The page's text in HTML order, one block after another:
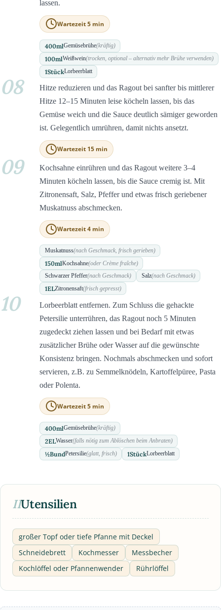
lassen.
Wartezeit 5 min
400mlGemüsebrühe(kräftig)
100mlWeißwein(trocken, optional – alternativ mehr Brühe verwenden)
1StückLorbeerblatt
08
Hitze reduzieren und das Ragout bei sanfter bis mittlerer
Hitze 12–15 Minuten leise köcheln lassen, bis das
Gemüse weich und die Sauce deutlich sämiger geworden
ist. Gelegentlich umrühren, damit nichts ansetzt.
Wartezeit 15 min
09
Kochsahne einrühren und das Ragout weitere 3–4
Minuten köcheln lassen, bis die Sauce cremig ist. Mit
Zitronensaft, Salz, Pfeffer und etwas frisch geriebener
Muskatnuss abschmecken.
Wartezeit 4 min
Muskatnuss(nach Geschmack, frisch gerieben)
150mlKochsahne(oder Crème fraîche)
Schwarzer Pfeffer(nach Geschmack) Salz(nach Geschmack)
1ELZitronensaft(frisch gepresst)
10
Lorbeerblatt entfernen. Zum Schluss die gehackte
Petersilie unterrühren, das Ragout noch 5 Minuten
zugedeckt ziehen lassen und bei Bedarf mit etwas
zusätzlicher Brühe oder Wasser auf die gewünschte
Konsistenz bringen. Nochmals abschmecken und sofort
servieren, z.B. zu Semmelknödeln, Kartoffelpüree, Pasta
oder Polenta.
Wartezeit 5 min
400mlGemüsebrühe(kräftig)
2ELWasser(falls nötig zum Ablöschen beim Anbraten)
½BundPetersilie(glatt, frisch) 1StückLorbeerblatt
IIUtensilien
großer Topf oder tiefe Pfanne mit Deckel
Schneidebrett
Kochmesser
Messbecher
Kochlöffel oder Pfannenwender
Rührlöffel